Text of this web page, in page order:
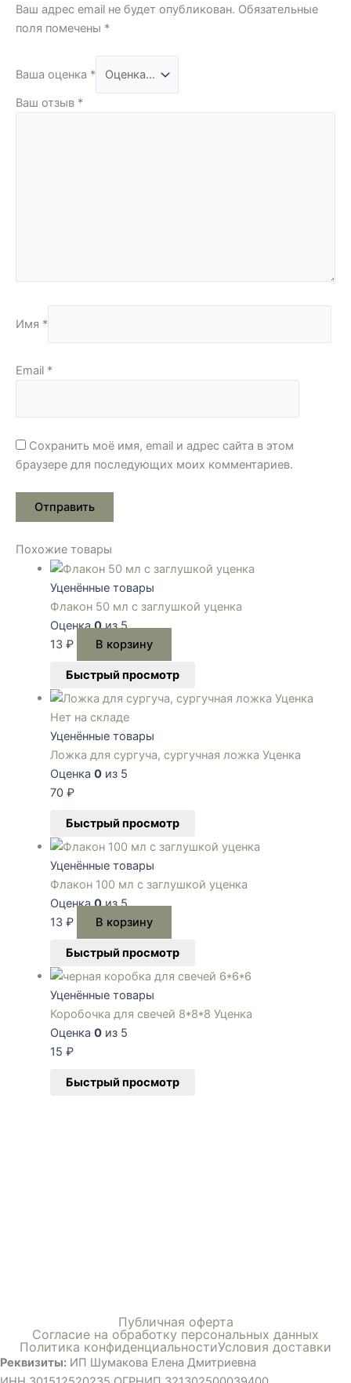
Ваш адрес email не будет опубликован. Обязательные
поля помечены *
Ваша оценка *
Ваш отзыв *
Имя *
Email *
Сохранить моё имя, email и адрес сайта в этом
браузере для последующих моих комментариев.
Похожие товары
Уценённые товары
Флакон 50 мл с заглушкой уценка
Оценка0из 5
13 ₽ В корзину
Быстрый просмотр
Нет на складе
Уценённые товары
Ложка для сургуча, сургучная ложка Уценка
Оценка 0из 5
70 ₽
Быстрый просмотр
Уценённые товары
Флакон 100 мл с заглушкой уценка
Оценка0из 5
13 ₽ В корзину
Быстрый просмотр
Уценённые товары
Коробочка для свечей 8*8*8 Уценка
Оценка 0из 5
15 ₽
Быстрый просмотр
Публичная оферта
Согласие на обработку персональных данных
Политика конфиденциальностиУсловия доставки
Реквизиты: ИП Шумакова Елена Дмитриевна